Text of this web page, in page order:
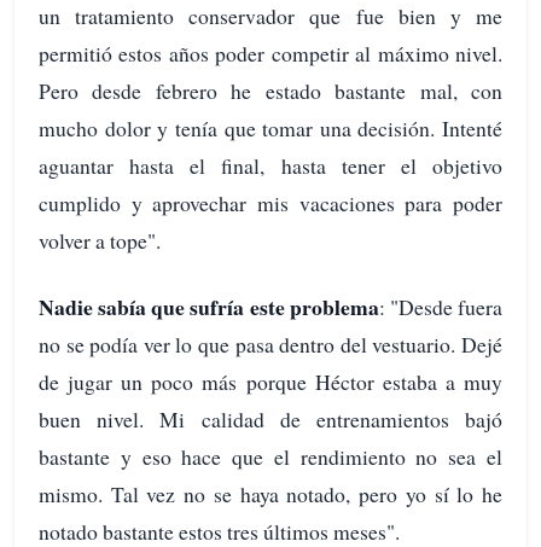
un tratamiento conservador que fue bien y me
permitió estos años poder competir al máximo nivel.
Pero desde febrero he estado bastante mal, con
mucho dolor y tenía que tomar una decisión. Intenté
aguantar hasta el final, hasta tener el objetivo
cumplido y aprovechar mis vacaciones para poder
volver a tope".
Nadie sabía que sufría este problema: "Desde fuera
no se podía ver lo que pasa dentro del vestuario. Dejé
de jugar un poco más porque Héctor estaba a muy
buen nivel. Mi calidad de entrenamientos bajó
bastante y eso hace que el rendimiento no sea el
mismo. Tal vez no se haya notado, pero yo sí lo he
notado bastante estos tres últimos meses".